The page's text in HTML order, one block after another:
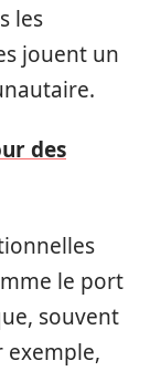
les
jouent un
des
le port
souvent
exemple,